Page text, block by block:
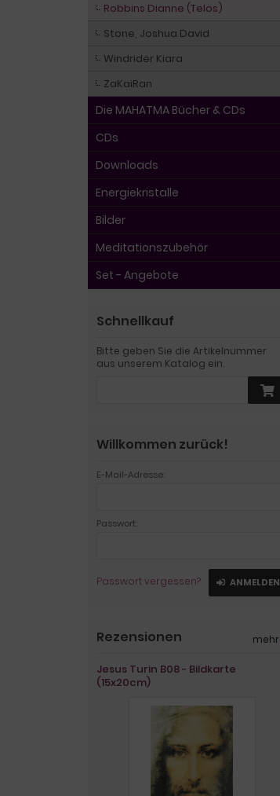
Robbins Dianne (Telos)
Stone, Joshua David
Windrider Kiara
ZaKaiRan
Die MAHATMA Bücher & CDs
CDs
Downloads
Energiekristalle
Bilder
Meditationszubehör
Set - Angebote
Schnellkauf
Bitte geben Sie die Artikelnummer
aus unserem Katalog ein.
Willkommen zurück!
E-Mail-Adresse:
Passwort:
Passwort vergessen? ANMELDEN
Rezensionen mehr
Jesus Turin B08 - Bildkarte
(15x20cm)